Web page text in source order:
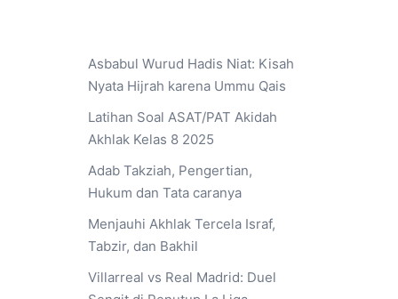
Asbabul Wurud Hadis Niat: Kisah
Nyata Hijrah karena Ummu Qais
Latihan Soal ASAT/PAT Akidah
Akhlak Kelas 8 2025
Adab Takziah, Pengertian,
Hukum dan Tata caranya
Menjauhi Akhlak Tercela Israf,
Tabzir, dan Bakhil
Villarreal vs Real Madrid: Duel